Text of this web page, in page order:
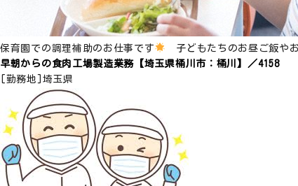
保育園での調理補助のお仕事です
子どもたちのお昼ご飯や
早朝からの食肉工場製造業務【埼玉県桶川市：桶川】／4158
[勤務地] 埼玉県